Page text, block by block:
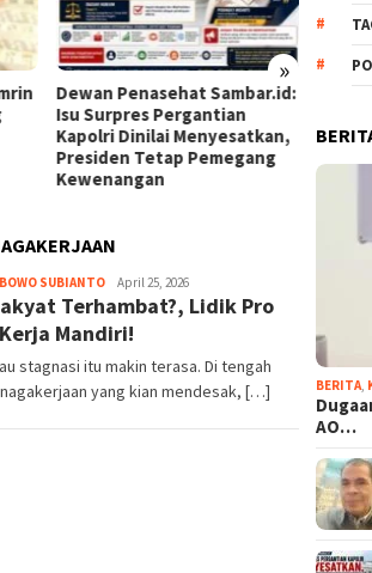
»
Dewan Penasehat Sambar.id:
Isu Surpres Pergantian
Kapolri Dinilai Menyesatkan,
Presiden Tetap Pemegang
Kewenangan
Pria
Minta
SUBIANTO EjaApril 25, 2026
Terhambat?, Lidik Pro
Mandiri!
stagnasi itu makin terasa. Di tengah
yang kian mendesak, […]
BERITA
AO…